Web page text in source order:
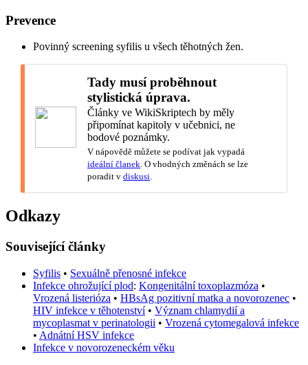
Prevence
Povinný screening syfilis u všech těhotných žen.
Tady musí proběhnout
stylistická úprava.
Články ve WikiSkriptech by měly
připomínat kapitoly v učebnici, ne
bodové poznámky.
V nápovědě můžete se podívat jak vypadá
ideální članek. O vhodných změnách se lze
poradit v diskusi.
Odkazy
Související články
Syfilis • Sexuálně přenosné infekce
Infekce ohrožující plod: Kongenitální toxoplazmóza •
Vrozená listerióza • HBsAg pozitivní matka a novorozenec •
HIV infekce v těhotenství• Význam chlamydií a
mycoplasmat v perinatologii • Vrozená cytomegalová infekce
• Adnátní HSV infekce
Infekce v novorozeneckém věku